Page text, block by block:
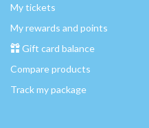
My tickets
My rewards and points
Gift card balance
Compare products
Track my package